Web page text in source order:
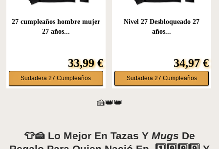
27 cumpleaños hombre mujer
27 años...
33,99 €
Sudadera 27 Cumpleaños
Nivel 27 Desbloqueado 27
años...
34,97 €
Sudadera 27 Cumpleaños
🍰👑👑
👕🍰 Lo Mejor En Tazas Y Mugs De